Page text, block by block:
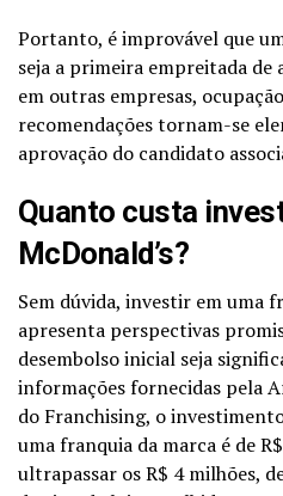
Portanto, é improvável que
seja a primeira empreitada de
em outras empresas,
recomendações tornam-se
aprovação do candidato
Quanto custa
McDonald’s?
Sem dúvida, investir em uma
apresenta perspectivas
desembolso inicial seja
informações fornecidas pela
do Franchising, o
uma franquia da marca é de
ultrapassar os R$ 4 milhões,